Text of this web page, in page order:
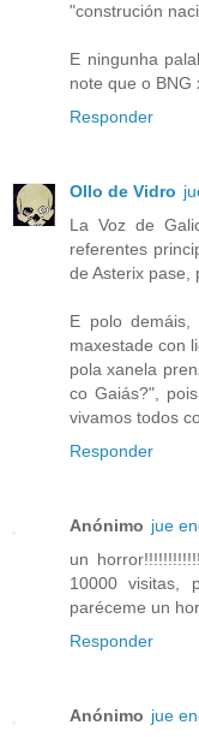
"construción
E ningunha
note que o BNG
Responder
Ollo de Vidro
La Voz de
referentes
de Asterix pase,
E polo
maxestade con
pola xanela
co Gaiás?",
vivamos todos
Responder
Anónimo jue
un
10000 visitas,
paréceme un
Responder
Anónimo jue